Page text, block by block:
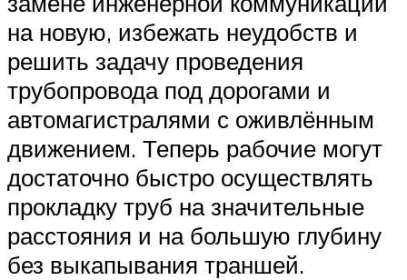
на новую, избежать неудобств и
решить задачу проведения
трубопровода под дорогами и
автомагистралями с оживлённым
движением. Теперь рабочие могут
достаточно быстро осуществлять
прокладку труб на значительные
расстояния и на большую глубину
без выкапывания траншей.